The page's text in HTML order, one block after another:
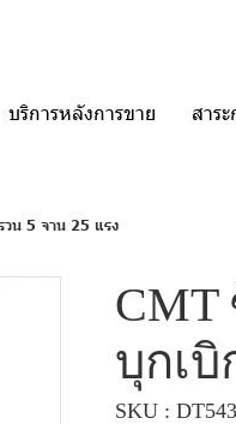
บริการหลังการขาย สาร
น 5 จาน 25 แรง
บุกเบิ
SKU : DT543